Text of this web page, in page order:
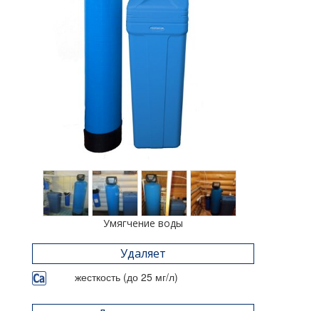
Умягчение воды
Удаляет
жесткость (до 25 мг/л)